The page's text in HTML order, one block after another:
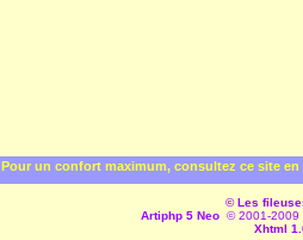
Pour un confort maximum, consultez ce site
© Les
Artiphp 5 Neo © 2001-2009
Xhtml